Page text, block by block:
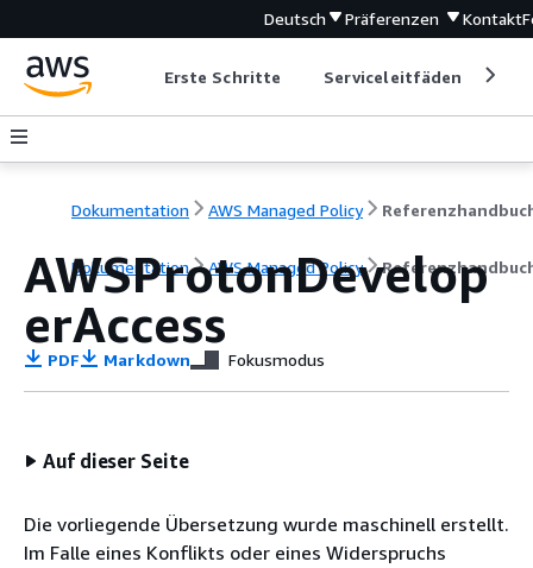
Deutsch Präferenzen Kontakt
Erste Schritte Serviceleitfäden
Dokumentation AWS Managed Policy
Dokumentation AWS Managed Policy
AWSProtonDevelop
erAccess
PDF Markdown Fokusmodus
Auf dieser Seite
Die vorliegende Übersetzung wurde maschinell erstellt.
Im Falle eines Konflikts oder eines Widerspruchs